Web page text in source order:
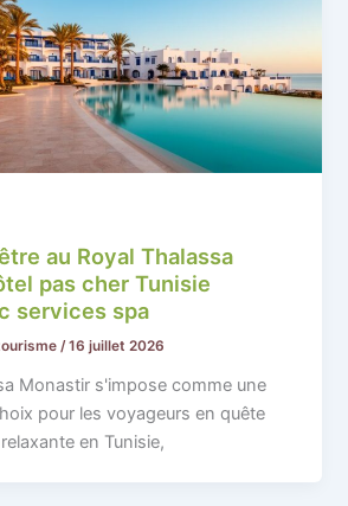
au Royal Thalassa
pas cher Tunisie
services spa
/16 juillet 2026
Monastir s'impose comme une
pour les voyageurs en quête
en Tunisie,